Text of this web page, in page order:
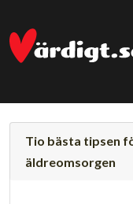
Tio bästa tipsen
äldreomsorgen